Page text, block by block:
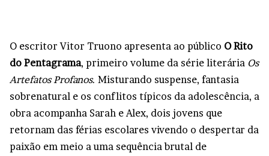
O escritor Vitor Truono apresenta ao público O Rito
do Pentagrama, primeiro volume da série literária Os
Artefatos Profanos. Misturando suspense, fantasia
sobrenatural e os conflitos típicos da adolescência, a
obra acompanha Sarah e Alex, dois jovens que
retornam das férias escolares vivendo o despertar da
paixão em meio a uma sequência brutal de